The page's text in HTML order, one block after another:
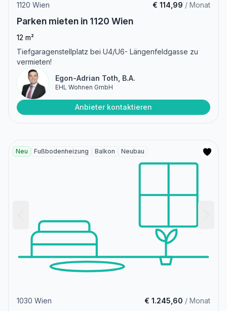
1120 Wien € 114,99 / Monat
Parken mieten in 1120 Wien
12 m²
Tiefgaragenstellplatz bei U4/U6- Längenfeldgasse zu
vermieten!
Egon-Adrian Toth, B.A.
EHL Wohnen GmbH
Anbieter kontaktieren
Neu Fußbodenheizung Balkon Neubau
1030 Wien € 1.245,60 / Monat